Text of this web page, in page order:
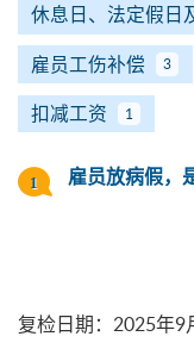
休息日、法定假日
雇员工伤补偿 3
扣减工资 1
雇员放病假，
复检日期： 2025年9